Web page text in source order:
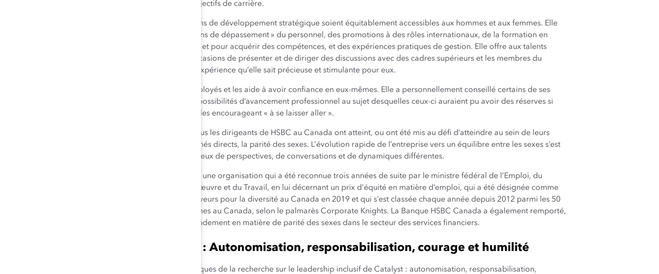
empêcher d’atteindre leurs objectifs de carrière.
Elle veille à ce que les occasions de développement stratégique soient équitablement accessibles aux hommes et aux femmes. Elle
rend possibles des « affectations de dépassement » du personnel, des promotions à des rôles internationaux, de la formation en
développement du leadership et pour acquérir des compétences, et des expériences pratiques de gestion. Elle offre aux talents
émergents de nombreuses occasions de présenter et de diriger des discussions avec des cadres supérieurs et les membres du
conseil d’administration, une expérience qu’elle sait précieuse et stimulante pour eux.
Sandra a confiance en ses employés et les aide à avoir confiance en eux-mêmes. Elle a personnellement conseillé certains de ses
dirigeants actuels au sujet de possibilités d’avancement professionnel au sujet desquelles ceux-ci auraient pu avoir des réserves si
elle ne leur en avait par parlé, les encourageant « à se laisser aller ».
Grâce à l’apport de Sandra, tous les dirigeants de HSBC au Canada ont atteint, ou ont été mis au défi d’atteindre au sein de leurs
propres équipes de subordonnés directs, la parité des sexes. L’évolution rapide de l’entreprise vers un équilibre entre les sexes s’est
traduite par un échange fructueux de perspectives, de conversations et de dynamiques différentes.
Sandra est très fière de diriger une organisation qui a été reconnue trois années de suite par le ministre fédéral de l’Emploi, du
Développement de la main-d’œuvre et du Travail, en lui décernant un prix d’équité en matière d’emploi, qui a été désignée comme
étant l’un des meilleurs employeurs pour la diversité au Canada en 2019 et qui s’est classée chaque année depuis 2012 parmi les 50
meilleures entreprises citoyennes au Canada, selon le palmarès Corporate Knights. La Banque HSBC Canada a également remporté,
en 2017, le prix du meilleur rendement en matière de parité des sexes dans le secteur des services financiers.
Leadership inclusif : Autonomisation, responsabilisation, courage et humilité
Sandra incarne les caractéristiques de la recherche sur le leadership inclusif de Catalyst : autonomisation, responsabilisation,